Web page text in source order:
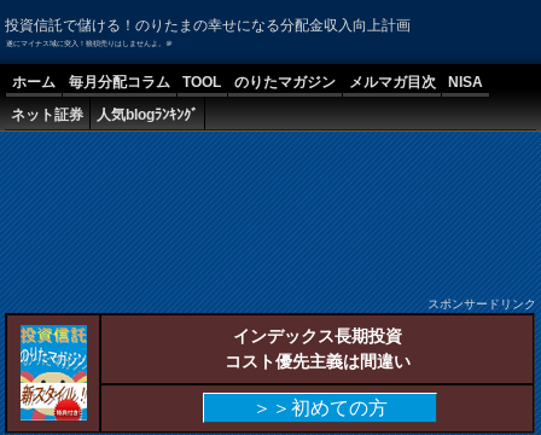
投資信託で儲ける！のりたまの幸せになる分配金収入向上計画
遂にマイナス域に突入！狼狽売りはしませんよ。＠
ホーム 毎月分配コラム TOOL のりたマガジン メルマガ目次
NISA
ネット証券
人気blogﾗﾝｷﾝｸﾞ
スポンサードリンク
インデックス長期投資
コスト優先主義は間違い
＞＞初めての方